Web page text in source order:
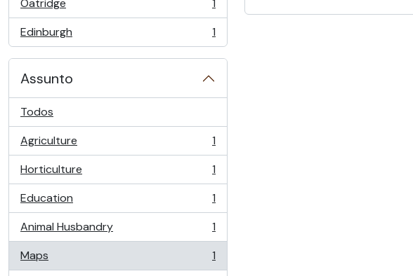
Oatridge
, 1 resultados
1
Edinburgh
, 1 resultados 1
Assunto
Todos
Agriculture
, 1 resultados
1
Horticulture
, 1 resultados
1
Education
, 1 resultados
1
Animal Husbandry
, 1 resultados
1
Maps
, 1 resultados
1